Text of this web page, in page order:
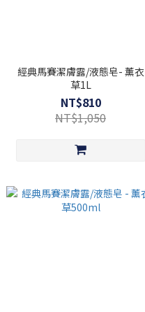
經典馬賽潔膚露/液態皂- 薰衣
草1L
NT$810
NT$1,050